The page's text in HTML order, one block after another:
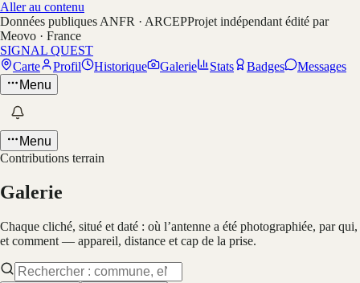
Aller au contenu
Données publiques ANFR · ARCEPProjet indépendant édité par
Meovo · France
SIGNAL QUEST
Carte
Profil Historique Galerie Stats Badges
Messages
Menu
Menu
Contributions terrain
Galerie
Chaque cliché, situé et daté : où l’antenne a été photographiée, par qui,
et comment — appareil, distance et cap de la prise.